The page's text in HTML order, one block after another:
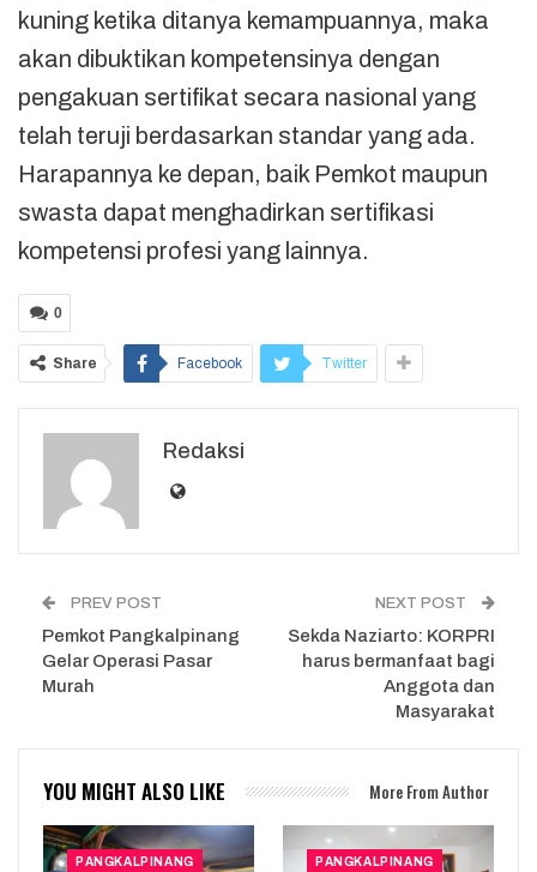
kuning ketika ditanya kemampuannya, maka
akan dibuktikan kompetensinya dengan
pengakuan sertifikat secara nasional yang
telah teruji berdasarkan standar yang ada.
Harapannya ke depan, baik Pemkot maupun
swasta dapat menghadirkan sertifikasi
kompetensi profesi yang lainnya.
0
Share Facebook Twitter
Redaksi
PREV POST
Pemkot Pangkalpinang
Gelar Operasi Pasar
Murah
NEXT POST
Sekda Naziarto: KORPRI
harus bermanfaat bagi
Anggota dan
Masyarakat
YOU MIGHT ALSO LIKE More From Author
PANGKALPINANG PANGKALPINANG